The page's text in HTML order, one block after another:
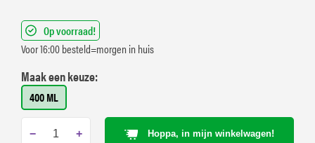
Op voorraad!
Voor 16:00 besteld=morgen in huis
Maak een keuze:
400 ML
− + Hoppa, in mijn winkelwagen!